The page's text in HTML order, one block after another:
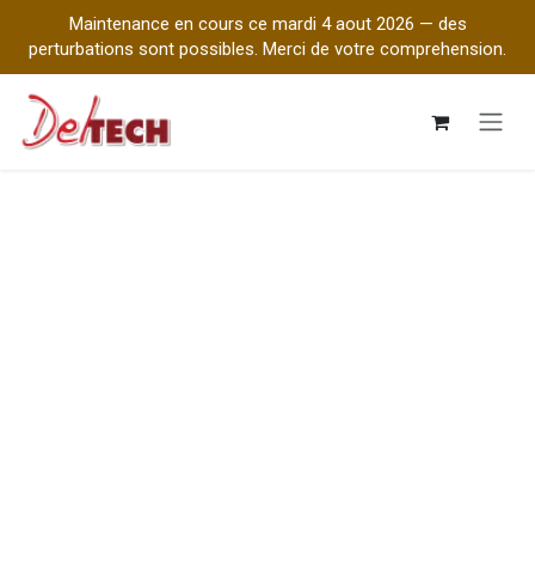
Maintenance en cours ce mardi 4 aout 2026 — des
perturbations sont possibles. Merci de votre comprehension.